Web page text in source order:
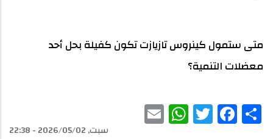
متى ستمول كينروس تازيازت تكون كفيلة بحل أحد
معضلات التنمية؟
Share
Facebook
Twitter
WhatsAppسبت, 2026/05/02 - 22:38